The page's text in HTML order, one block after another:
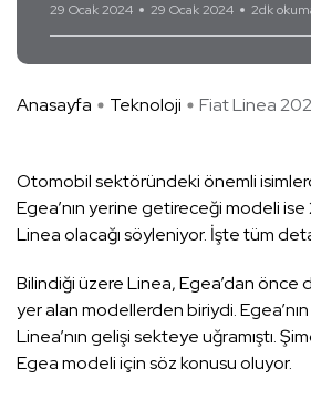
29 Ocak 2024 29 Ocak 2024 2dk
Anasayfa Teknoloji Fiat Linea
Otomobil sektöründeki önemli
Egea’nın yerine getireceği modeli
Linea olacağı söyleniyor. İşte tüm
Bilindiği üzere Linea, Egea’dan önce
yer alan modellerden biriydi.
Linea’nın gelişi sekteye uğramıştı.
Egea modeli için söz konusu oluyor.